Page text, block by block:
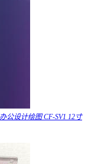
公设计绘图 CF-SV1 12寸